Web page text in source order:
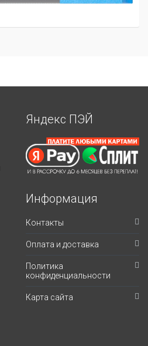
Яндекс ПЭЙ
Информация
Контакты
Оплата и доставка
Политика
конфиденциальности
Карта сайта